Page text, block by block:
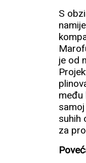
S
je od
među
suhih
za